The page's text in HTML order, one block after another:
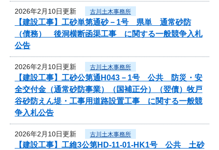
2026年2月10日更新 古川土木事務所
【建設工事】工砂単第通砂－1号 県単 通常砂防
（債務） 後洞横断函渠工事 に関する一般競争入札
公告
2026年2月10日更新 古川土木事務所
【建設工事】工砂公第通H043－1号 公共 防災・安
全交付金（通常砂防事業）（国補正分）（翌債）牧戸
谷砂防えん堤・工事用道路設置工事 に関する一般競
争入札公告
2026年2月10日更新 古川土木事務所
【建設工事】工維3公第HD-11-01-HK1号 公共 土砂